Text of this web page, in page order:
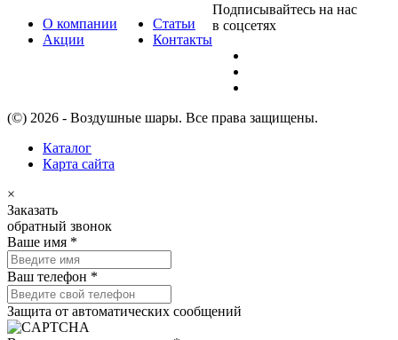
О компании
Акции
Статьи
Контакты
Подписывайтесь на нас
в соцсетях
(©) 2026 - Воздушные шары. Все права защищены.
Каталог
Карта сайта
×
Заказать
обратный звонок
Ваше имя *
Ваш телефон *
Защита от автоматических сообщений